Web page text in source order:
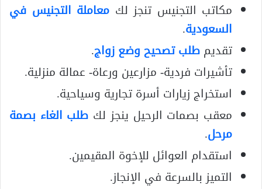
مكاتب التجنيس تنجز لك معاملة التجنيس في
السعودية.
تقديمطلب تصحيح وضع زواج.
تأشيرات فردية- مزارعين ورعاة- عمالة منزلية.
استخراج زيارات أسرة تجارية وسياحية.
معقب بصمات الرحيل ينجز لك طلب الغاء بصمة
مرحل.
استقدام العوائل للإخوة المقيمين.
التميز بالسرعة في الإنجاز.